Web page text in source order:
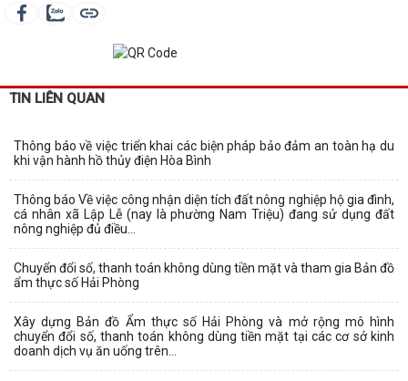
TIN LIÊN QUAN
Thông báo về việc triển khai các biện pháp bảo đảm an toàn hạ du
khi vận hành hồ thủy điện Hòa Bình
Thông báo Về việc công nhận diện tích đất nông nghiệp hộ gia đình,
cá nhân xã Lập Lễ (nay là phường Nam Triệu) đang sử dụng đất
nông nghiệp đủ điều...
Chuyển đổi số, thanh toán không dùng tiền mặt và tham gia Bản đồ
ẩm thực số Hải Phòng
Xây dựng Bản đồ Ẩm thực số Hải Phòng và mở rộng mô hình
chuyển đổi số, thanh toán không dùng tiền mặt tại các cơ sở kinh
doanh dịch vụ ăn uống trên...